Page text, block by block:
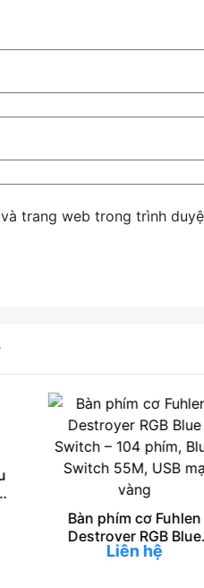
trang web trong trình
Bàn phím cơ Fuhlen
Destroyer RGB Blue
Switch – 104 phím,
Liên hệ